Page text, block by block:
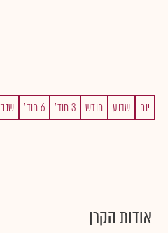
יום שבוע חודש 3 חוד' 6 חוד' שנה
אודות הקרן